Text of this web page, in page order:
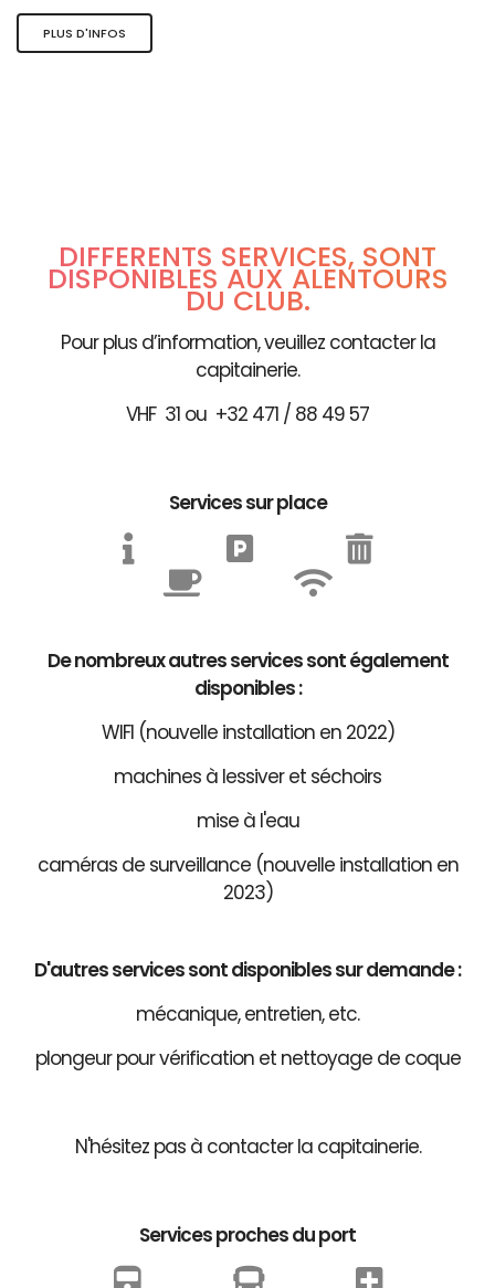
PLUS D'INFOS
DIFFÉRENTS SERVICES, SONT
DISPONIBLES AUX ALENTOURS
DU CLUB.
Pour plus d’information, veuillez contacter la
capitainerie.
VHF 31 ou +32 471 / 88 49 57
Services sur place
De nombreux autres services sont également
disponibles :
WIFI (nouvelle installation en 2022)
machines à lessiver et séchoirs
mise à l'eau
caméras de surveillance (nouvelle installation en
2023)
D'autres services sont disponibles sur demande :
mécanique, entretien, etc.
plongeur pour vérification et nettoyage de coque
N'hésitez pas à contacter la capitainerie.
Services proches du port